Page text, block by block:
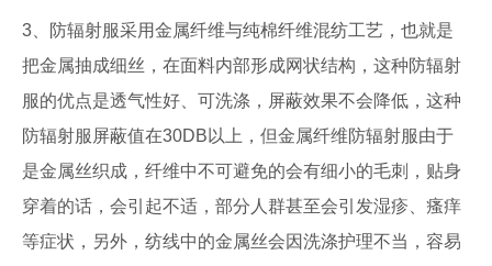
3、防辐射服采用金属纤维与纯棉纤维混纺工艺，也就是
把金属抽成细丝，在面料内部形成网状结构，这种防辐射
服的优点是透气性好、可洗涤，屏蔽效果不会降低，这种
防辐射服屏蔽值在30DB以上，但金属纤维防辐射服由于
是金属丝织成，纤维中不可避免的会有细小的毛刺，贴身
穿着的话，会引起不适，部分人群甚至会引发湿疹、瘙痒
等症状，另外，纺线中的金属丝会因洗涤护理不当，容易